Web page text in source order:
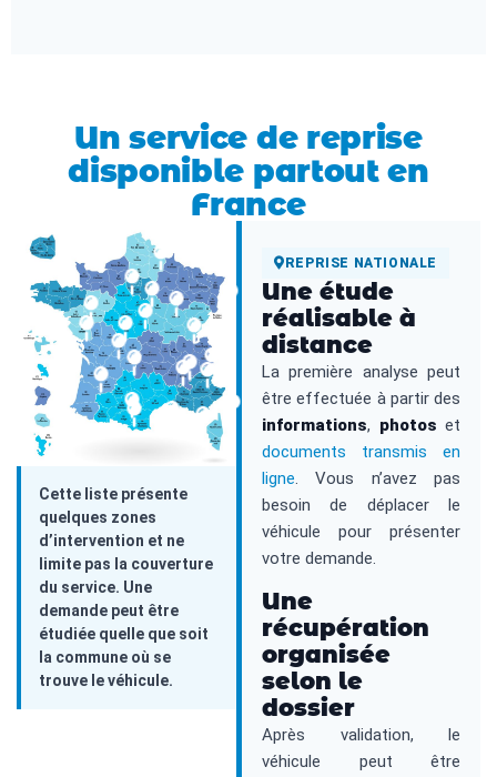
Un service de reprise
disponible partout en
France
Cette liste présente
quelques zones
d’intervention et ne
limite pas la couverture
du service. Une
demande peut être
étudiée quelle que soit
la commune où se
trouve le véhicule.
REPRISE NATIONALE
Une étude
réalisable à
distance
La première analyse peut
être effectuée à partir des
informations, photos et
documents transmis en
ligne. Vous n’avez pas
besoin de déplacer le
véhicule pour présenter
votre demande.
Une
récupération
organisée
selon le
dossier
Après validation, le
véhicule peut être